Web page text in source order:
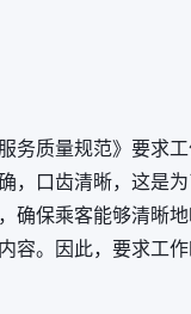
务质量规范》要求
，口齿清晰，这是
确保乘客能够清晰
容。因此，要求工